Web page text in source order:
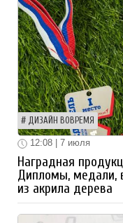
ДИЗАЙН ВОВРЕМЯ
12:08 | 7 июля
Наградная
Дипломы, медали,
из акрила дерева